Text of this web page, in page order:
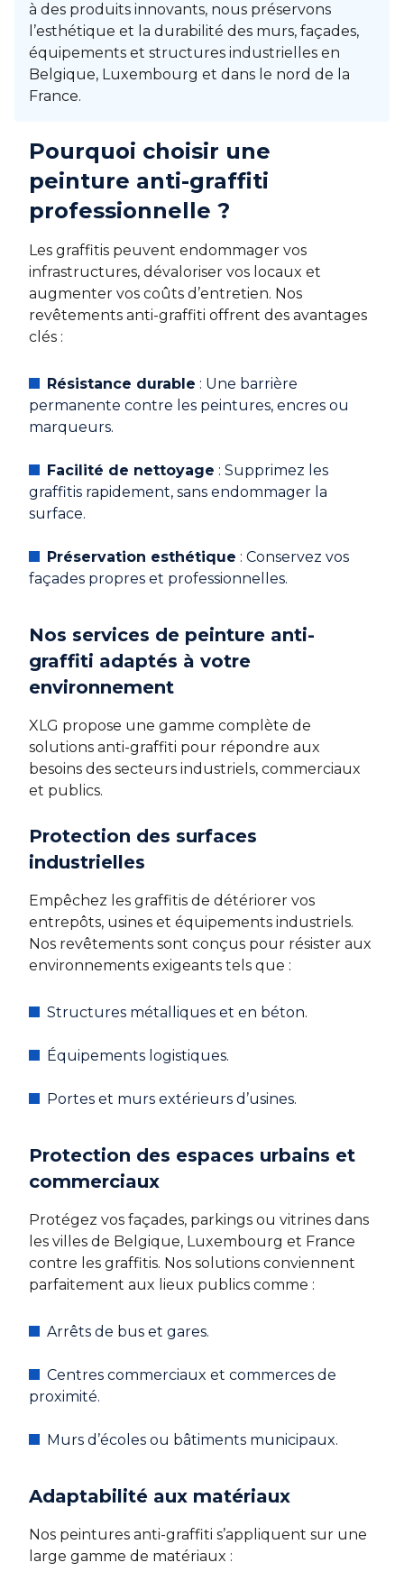
à des produits innovants, nous préservons
l’esthétique et la durabilité des murs, façades,
équipements et structures industrielles en
Belgique, Luxembourg et dans le nord de la
France.
Pourquoi choisir une
peinture anti-graffiti
professionnelle ?
Les graffitis peuvent endommager vos
infrastructures, dévaloriser vos locaux et
augmenter vos coûts d’entretien. Nos
revêtements anti-graffiti offrent des avantages
clés :
Résistance durable : Une barrière
permanente contre les peintures, encres ou
marqueurs.
Facilité de nettoyage : Supprimez les
graffitis rapidement, sans endommager la
surface.
Préservation esthétique : Conservez vos
façades propres et professionnelles.
Nos services de peinture anti-
graffiti adaptés à votre
environnement
XLG propose une gamme complète de
solutions anti-graffiti pour répondre aux
besoins des secteurs industriels, commerciaux
et publics.
Protection des surfaces
industrielles
Empêchez les graffitis de détériorer vos
entrepôts, usines et équipements industriels.
Nos revêtements sont conçus pour résister aux
environnements exigeants tels que :
Structures métalliques et en béton.
Équipements logistiques.
Portes et murs extérieurs d’usines.
Protection des espaces urbains et
commerciaux
Protégez vos façades, parkings ou vitrines dans
les villes de Belgique, Luxembourg et France
contre les graffitis. Nos solutions conviennent
parfaitement aux lieux publics comme :
Arrêts de bus et gares.
Centres commerciaux et commerces de
proximité.
Murs d’écoles ou bâtiments municipaux.
Adaptabilité aux matériaux
Nos peintures anti-graffiti s’appliquent sur une
large gamme de matériaux :